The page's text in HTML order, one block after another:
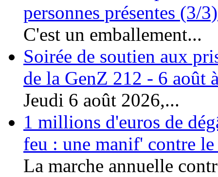
personnes présentes (3/
C'est un emballement...
Soirée de soutien aux
de la GenZ 212 - 6 août
Jeudi 6 août 2026,...
1 millions d'euros de
feu : une manif' contre
La marche annuelle